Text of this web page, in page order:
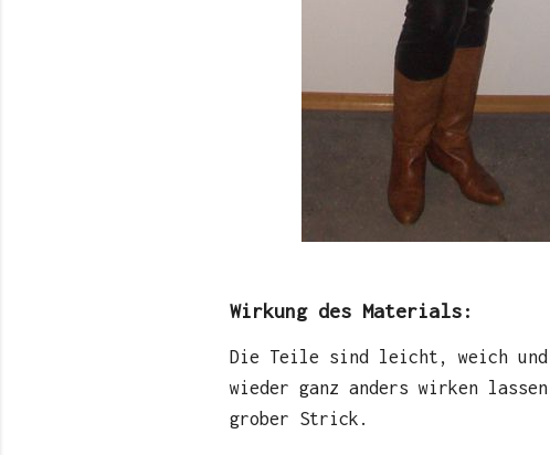
Wirkung des Materials:
Die Teile sind leicht, weich und
wieder ganz anders wirken
grober Strick.